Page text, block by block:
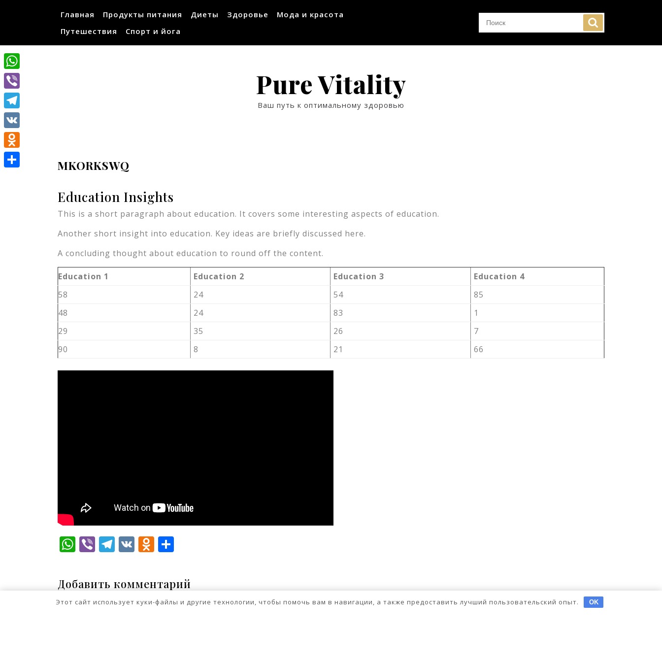
Главная Продукты питания Диеты Здоровье
Мода и красота
Путешествия
Спорт и йога
Pure Vitality
Ваш путь к оптимальному здоровью
MKORKSWQ
Education Insights
This is a short paragraph about education. It covers some interesting aspects of education.
Another short insight into education. Key ideas are briefly discussed here.
A concluding thought about education to round off the content.
Education 1 Education 2 Education 3
Education 4
58
24 54
85
48
24 83
1
29
35 26
7
90
8 21 66
WhatsApp
ViberTelegram
VKOdnoklassniki
Добавить комментарий
Для отправки комментария вам необходимо авторизоваться .
WhatsApp
Viber
Telegram
VK
Odnoklassniki
Этот сайт использует куки-файлы и другие технологии, чтобы помочь вам в навигации, а также предоставить лучший пользовательский опыт. OK